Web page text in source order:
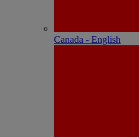
Canada - English